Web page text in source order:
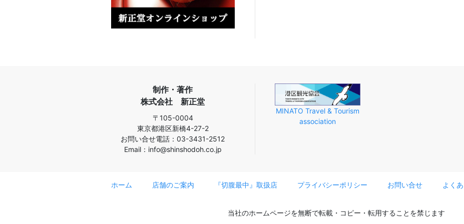
制作・著作
株式会社 新正堂
〒105-0004
東京都港区新橋4-27-2
お問い合せ電話：03-3431-2512
Email：info@shinshodoh.co.jp
MINATO Travel & Tourism
association
ホーム 店舗のご案内 『切腹最中』取扱店 プライバシーポリシー お問い合せ よく
当社のホームページを無断で転載・コピー・転用することを禁じます